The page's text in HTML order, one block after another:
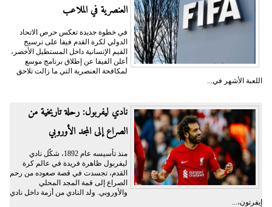
العنصرية في الملاعب
في خطوة جديدة تعكس حرص الاتحاد
الدولي لكرة القدم فيفا على ترسيخ
القيم الإنسانية داخل المستطيل الأخضر،
أعلن الفيفا عن إطلاق برنامج موسع
لمكافحة العنصرية التي ما زالت تلاحق
اللعبة الأشهر في...
نادي ليفربول: رحلة تاريخية من
الصراع إلى المجد الأوروبي
منذ تأسيسه عام 1892، شكّل نادي
ليفربول ظاهرة فريدة في عالم كرة
القدم، تجسدت في قصة صعوده من رحم
الصراع إلى قمة المجد المحلي
والأوروبي. ولد النادي من أزمة داخل نادي
إيفرتون،...